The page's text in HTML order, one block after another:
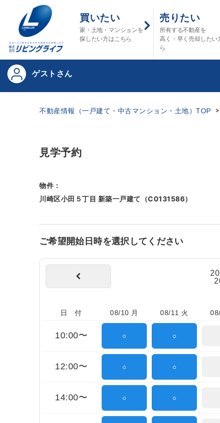
買いたい
家・土地・マンションを
探したい方はこちら
売りたい
所有する不動産を
高く・早く売却したい
ら
ゲストさん
不動産情報（一戸建て・中古マンション・土地）TOP
見学予約
物件：
川崎区小田５丁目 新築一戸建て（C0131586）
ご希望開始日時を選択してください
日 付 08/10 月 08/11 火
10:00〜 ○ ○
12:00〜 ○ ○
14:00〜 ○ ○